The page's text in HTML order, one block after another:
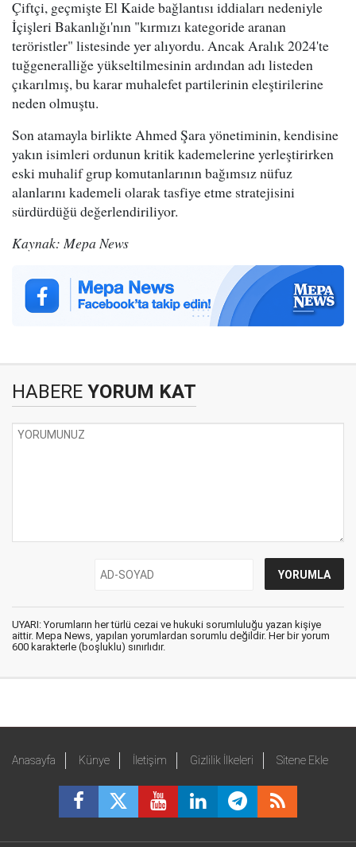
Çiftçi, geçmişte El Kaide bağlantısı iddiaları nedeniyle
İçişleri Bakanlığı'nın "kırmızı kategoride aranan
teröristler" listesinde yer alıyordu. Ancak Aralık 2024'te
tuğgeneralliğe yükseltilmesinin ardından adı listeden
çıkarılmış, bu karar muhalefet partilerinin eleştirilerine
neden olmuştu.
Son atamayla birlikte Ahmed Şara yönetiminin, kendisine
yakın isimleri ordunun kritik kademelerine yerleştirirken
eski muhalif grup komutanlarının bağımsız nüfuz
alanlarını kademeli olarak tasfiye etme stratejisini
sürdürdüğü değerlendiriliyor.
Kaynak: Mepa News
HABERE YORUM KAT
UYARI: Yorumların her türlü cezai ve hukuki sorumluluğu yazan kişiye
aittir. Mepa News, yapılan yorumlardan sorumlu değildir. Her bir yorum
600 karakterle (boşluklu) sınırlıdır.
Anasayfa Künye İletişim Gizlilik İlkeleri Sitene Ekle